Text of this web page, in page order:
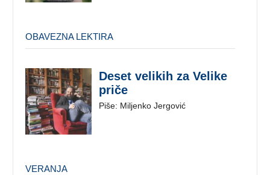
Deset velikih za Velike
priče
Piše: Miljenko Jergović
OBAVEZNA LEKTIRA
VERANJA